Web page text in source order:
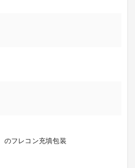
のフレコン充填包装